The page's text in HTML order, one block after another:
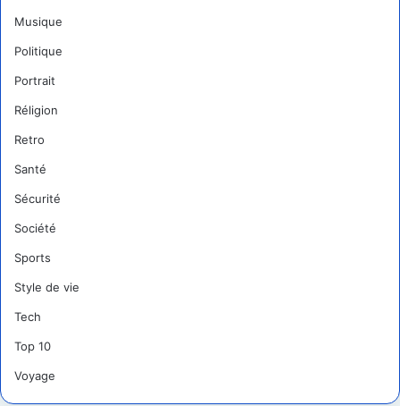
Musique
Politique
Portrait
Réligion
Retro
Santé
Sécurité
Société
Sports
Style de vie
Tech
Top 10
Voyage